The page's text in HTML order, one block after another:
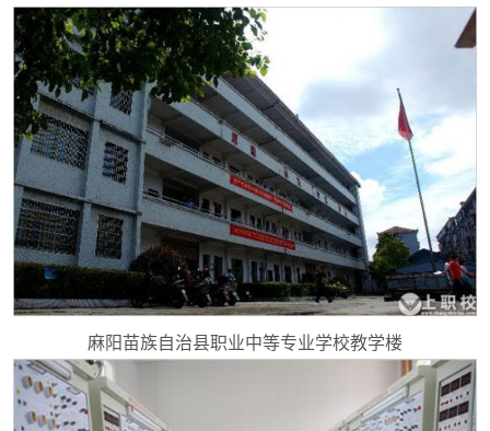
麻阳苗族自治县职业中等专业学校教学楼